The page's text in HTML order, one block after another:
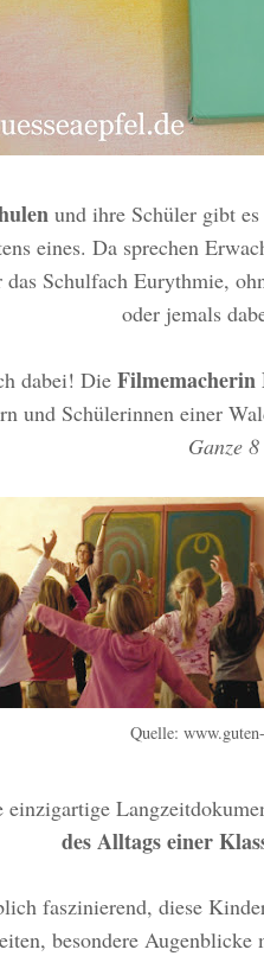
und ihre Schüler gibt
eines. Da sprechen
Schulfach Eurythmie,
oder jemals
dabei!Die
und Schülerinnen einer
Ganze
Quelle:
einzigartige
des Alltags einer
faszinierend, diese
besondere